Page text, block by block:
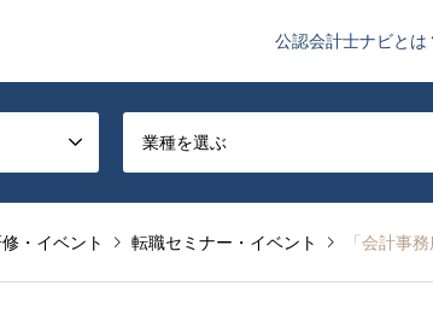
公認会計士ナビとは
業種を選ぶ
・イベント 転職セミナー・イベント 「会計事務所のた